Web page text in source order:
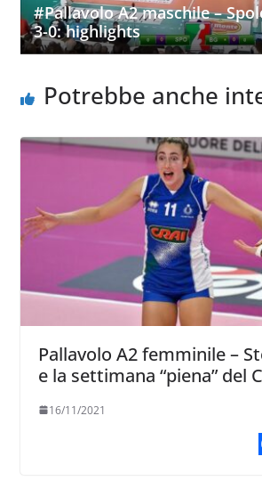
#Pallavolo A2 maschile –
3-0: highlights
Potrebbe anche
Pallavolo A2 femminile –
e la settimana “piena” del
16/11/2021